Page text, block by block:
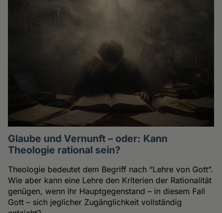
Glaube und Vernunft – oder: Kann
Theologie rational sein?
Theologie bedeutet dem Begriff nach “Lehre von Gott”.
Wie aber kann eine Lehre den Kriterien der Rationalität
genügen, wenn ihr Hauptgegenstand – in diesem Fall
Gott – sich jeglicher Zugänglichkeit vollständig